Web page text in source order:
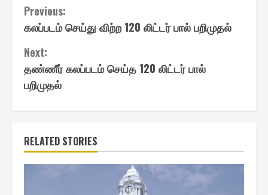
Continue
Reading
Previous:
கலப்படம் செய்து விற்ற 120 லிட்டர் பால் பறிமுதல்
Next:
தண்ணீர் கலப்படம் செய்த 120 லிட்டர் பால்
பறிமுதல்
RELATED STORIES